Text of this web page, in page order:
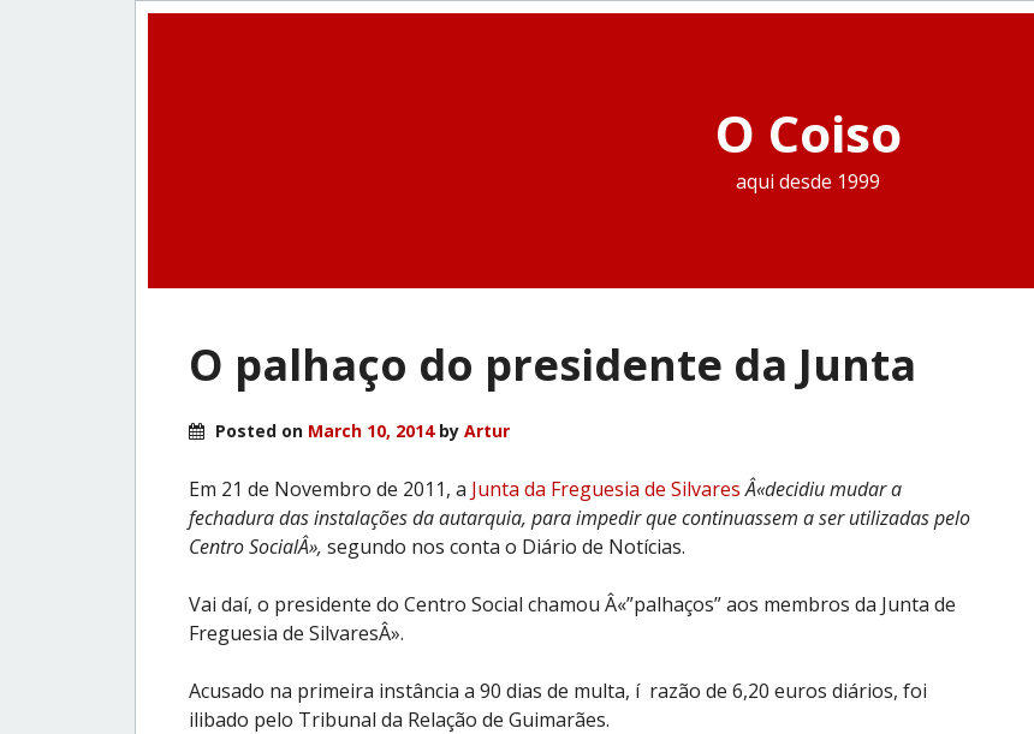
O Coiso
aqui desde 1999
O palhaço do presidente da Junta
Posted on March 10, 2014by Artur
Em 21 de Novembro de 2011, a Junta da Freguesia de Silvares Â«decidiu mudar a
fechadura das instalações da autarquia, para impedir que continuassem a ser utilizadas pelo
Centro SocialÂ», segundo nos conta o Diário de Notícias.
Vai daí, o presidente do Centro Social chamou Â«”palhaços” aos membros da Junta de
Freguesia de SilvaresÂ».
Acusado na primeira instância a 90 dias de multa, í razão de 6,20 euros diários, foi
ilibado pelo Tribunal da Relação de Guimarães.